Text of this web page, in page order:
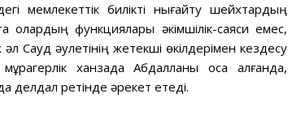
мемлекеттік билікті нығайту шейхтардың
олардың функциялары әкімшілік-саяси емес,
Сауд әулетінің жетекші өкілдерімен кездесу
ханзада Абдалланы қоса алғанда,
делдал ретінде әрекет етеді.